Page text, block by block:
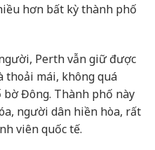
hơn bất kỳ thành phố
Perth vẫn giữ được
thoải mái, không quá
Đông. Thành phố này
người dân hiền hòa, rất
viên quốc tế.